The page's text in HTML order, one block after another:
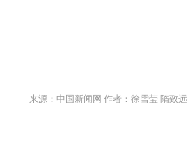
来源：中国新闻网 作者：徐雪莹 隋致远